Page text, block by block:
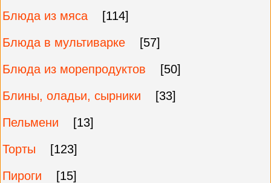
Блюда из мяса
[114]
Блюда в мультиварке
[57]
Блюда из морепродуктов
[50]
Блины, оладьи, сырники
[33]
Пельмени
[13]
Торты
[123]
Пироги
[15]